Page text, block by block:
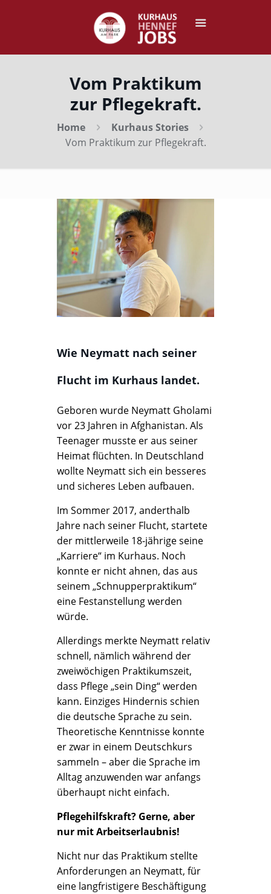
Vom Praktikum
zur Pflegekraft.
Home
Kurhaus Stories
Vom Praktikum zur Pflegekraft.
Wie Neymatt nach seiner
Flucht im Kurhaus landet.
Geboren wurde Neymatt Gholami
vor 23 Jahren in Afghanistan. Als
Teenager musste er aus seiner
Heimat flüchten. In Deutschland
wollte Neymatt sich ein besseres
und sicheres Leben aufbauen.
Im Sommer 2017, anderthalb
Jahre nach seiner Flucht, startete
der mittlerweile 18-jährige seine
„Karriere“ im Kurhaus. Noch
konnte er nicht ahnen, das aus
seinem „Schnupperpraktikum“
eine Festanstellung werden
würde.
Allerdings merkte Neymatt relativ
schnell, nämlich während der
zweiwöchigen Praktikumszeit,
dass Pflege „sein Ding“ werden
kann. Einziges Hindernis schien
die deutsche Sprache zu sein.
Theoretische Kenntnisse konnte
er zwar in einem Deutschkurs
sammeln – aber die Sprache im
Alltag anzuwenden war anfangs
überhaupt nicht einfach.
Pflegehilfskraft? Gerne, aber
nur mit Arbeitserlaubnis!
Nicht nur das Praktikum stellte
Anforderungen an Neymatt, für
eine langfristigere Beschäftigung